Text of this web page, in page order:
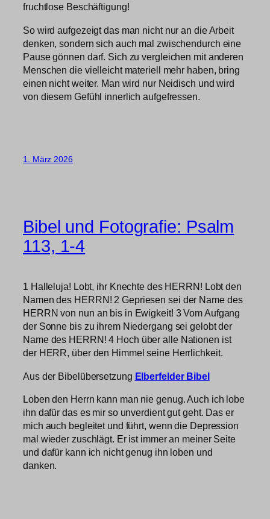
fruchtlose Beschäftigung!
So wird aufgezeigt das man nicht nur an die Arbeit
denken, sondern sich auch mal zwischendurch eine
Pause gönnen darf. Sich zu vergleichen mit anderen
Menschen die vielleicht materiell mehr haben, bring
einen nicht weiter. Man wird nur Neidisch und wird
von diesem Gefühl innerlich aufgefressen.
1. März 2026
Bibel und Fotografie: Psalm
113, 1-4
1 Halleluja! Lobt, ihr Knechte des HERRN! Lobt den
Namen des HERRN! 2 Gepriesen sei der Name des
HERRN von nun an bis in Ewigkeit! 3 Vom Aufgang
der Sonne bis zu ihrem Niedergang sei gelobt der
Name des HERRN! 4 Hoch über alle Nationen ist
der HERR, über den Himmel seine Herrlichkeit.
Aus der Bibelübersetzung Elberfelder Bibel
Loben den Herrn kann man nie genug. Auch ich lobe
ihn dafür das es mir so unverdient gut geht. Das er
mich auch begleitet und führt, wenn die Depression
mal wieder zuschlägt. Er ist immer an meiner Seite
und dafür kann ich nicht genug ihn loben und
danken.